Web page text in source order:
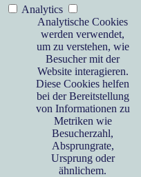
Analytics
Analytische Cookies
werden verwendet,
um zu verstehen, wie
Besucher mit der
Website interagieren.
Diese Cookies helfen
bei der Bereitstellung
von Informationen zu
Metriken wie
Besucherzahl,
Absprungrate,
Ursprung oder
ähnlichem.